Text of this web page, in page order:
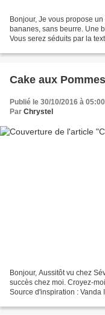
Bonjour, Je vous propose
bananes, sans beurre. Une
Vous serez séduits par la
Cake aux
Publié le 30/10/2016 à 05:00
Par Chrystel
Bonjour, Aussitôt vu chez
succès chez moi. Croyez-
Source d'inspiration : Vanda